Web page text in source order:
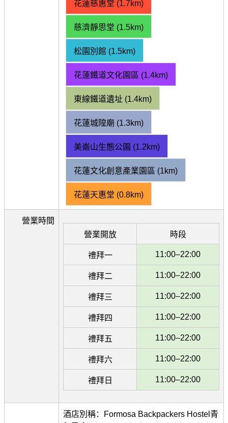
花蓮慈惠堂 (1.7km)
慈濟靜思堂 (1.5km)
松園別館 (1.5km)
花蓮鐵道文化園區 (1.4km)
東線鐵道遺址 (1.4km)
花蓮城隍廟 (1.3km)
美崙山生態公園 (1.2km)
花蓮文化創意產業園區 (1km)
花蓮天惠堂 (0.8km)
營業時間
營業開放
時段
禮拜一 11:00–22:00
禮拜二 11:00–22:00
禮拜三 11:00–22:00
禮拜四 11:00–22:00
禮拜五 11:00–22:00
禮拜六 11:00–22:00
禮拜日 11:00–22:00
酒店別稱：Formosa Backpackers Hostel青